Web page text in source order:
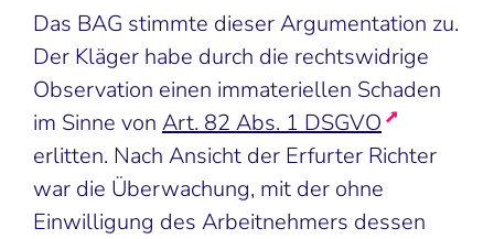
Das BAG stimmte dieser Argumentation zu.
Der Kläger habe durch die rechtswidrige
Observation einen immateriellen Schaden
im Sinne von Art. 82 Abs. 1 DSGVO
erlitten. Nach Ansicht der Erfurter Richter
war die Überwachung, mit der ohne
Einwilligung des Arbeitnehmers dessen